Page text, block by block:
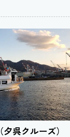
呉クルーズ）